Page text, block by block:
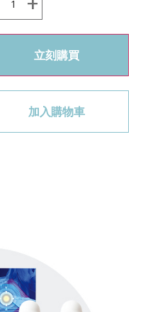
立刻購買
加入購物車